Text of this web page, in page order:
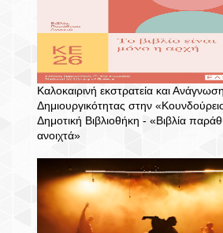
Καλοκαιρινή εκστρατεία και
Δημιουργικότητας στην
Δημοτική Βιβλιοθήκη - «Βιβλία
ανοιχτά»